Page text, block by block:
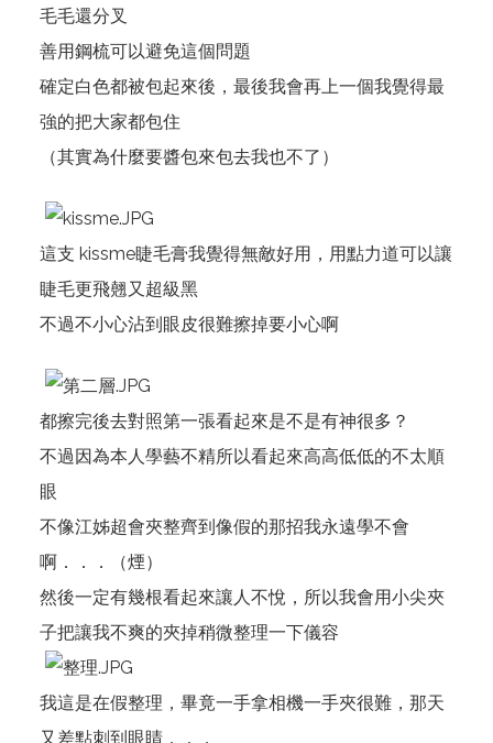
毛毛還分叉
善用鋼梳可以避免這個問題
確定白色都被包起來後，最後我會再上一個我覺得最
強的把大家都包住
（其實為什麼要醬包來包去我也不了）
這支 kissme睫毛膏我覺得無敵好用，用點力道可以讓
睫毛更飛翹又超級黑
不過不小心沾到眼皮很難擦掉要小心啊
都擦完後去對照第一張看起來是不是有神很多？
不過因為本人學藝不精所以看起來高高低低的不太順
眼
不像江姊超會夾整齊到像假的那招我永遠學不會
啊．．．（煙）
然後一定有幾根看起來讓人不悅，所以我會用小尖夾
子把讓我不爽的夾掉稍微整理一下儀容
我這是在假整理，畢竟一手拿相機一手夾很難，那天
又差點刺到眼睛．．．